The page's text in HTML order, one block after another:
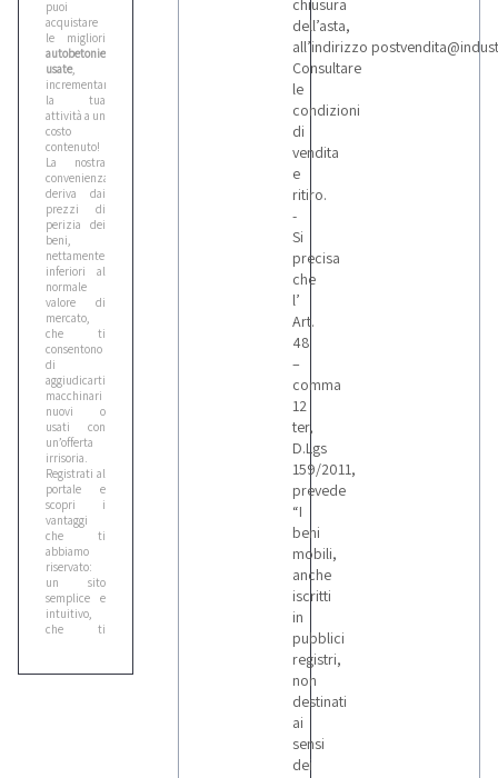
puoi
acquistare
le migliori
autobetoniere
usate,
incrementando
la tua
attività a un
costo
contenuto!
La nostra
convenienza
deriva dai
prezzi di
perizia dei
beni,
nettamente
inferiori al
normale
valore di
mercato,
che ti
consentono
di
aggiudicarti
macchinari
nuovi o
usati con
un’offerta
irrisoria.
Registrati al
portale e
scopri i
vantaggi
che ti
abbiamo
riservato:
un sito
semplice e
intuitivo,
che ti
rapidamente
chiusura
dell’asta,
all’indirizzo
Consultare
le
condizioni
di
vendita
e
ritiro.
-
Si
precisa
che
l’
Art.
48
–
comma
12
ter,
D.Lgs
159/2011,
prevede
“I
beni
mobili,
anche
iscritti
in
pubblici
registri,
non
destinati
ai
sensi
dei